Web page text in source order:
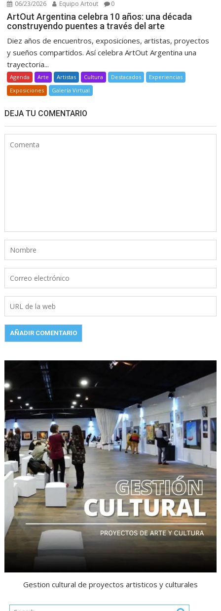
06/23/2026 Equipo Artout 0
ArtOut Argentina celebra 10 años: una década
construyendo puentes a través del arte
Diez años de encuentros, exposiciones, artistas, proyectos
y sueños compartidos. Así celebra ArtOut Argentina una
trayectoria...
Agenda Arte Artistas Cultura Destacados
Experiencias
Exposiciones
Galería Virtual
DEJA TU COMENTARIO
Gestion cultural de proyectos artisticos y culturales